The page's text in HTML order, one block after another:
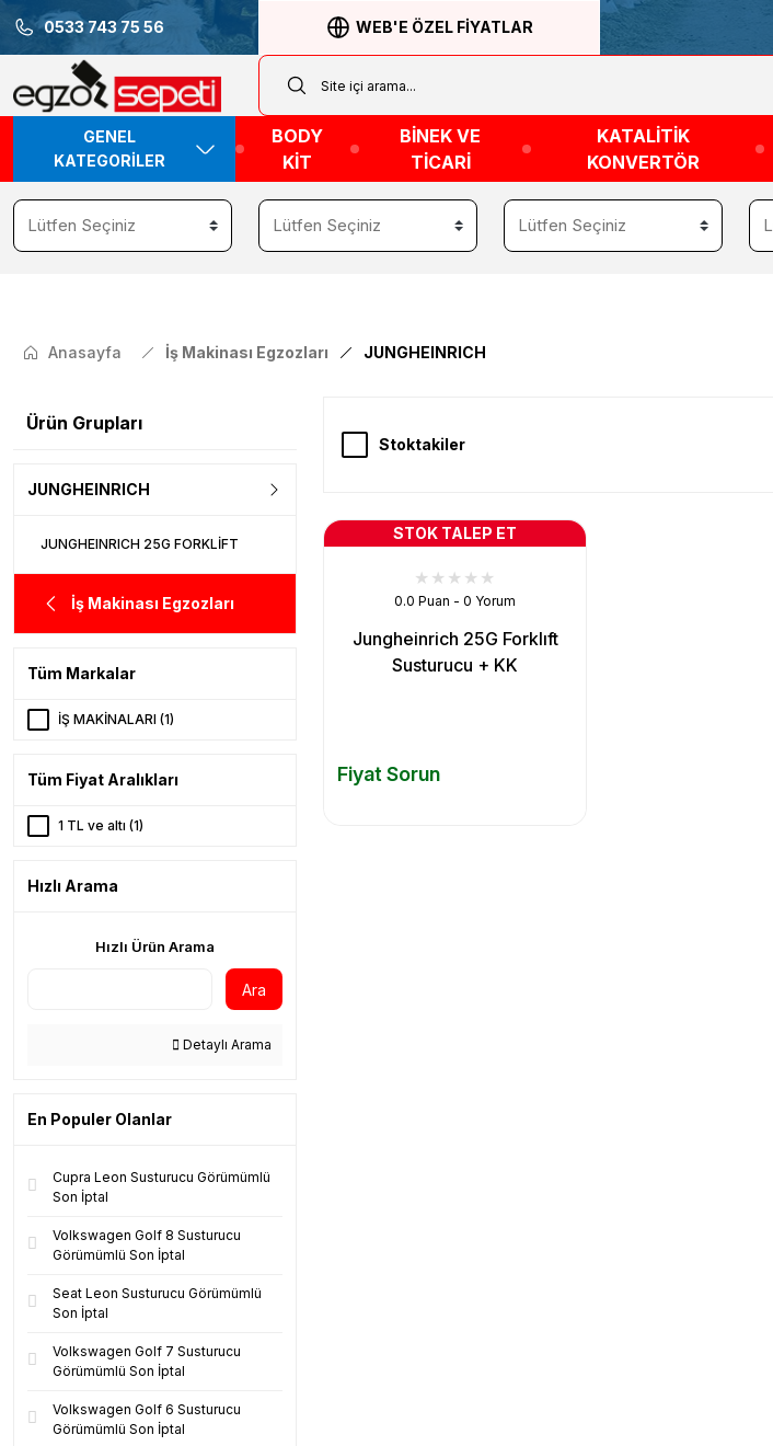
0533 743 75 56 WEB'E ÖZEL FİYATLAR
GENEL
KATEGORİLER
BODY
KİT
BİNEK VE
TİCARİ
KATALİTİK
KONVERTÖR
Anasayfa İş Makinası Egzozları JUNGHEINRICH
Ürün Grupları
JUNGHEINRICH
JUNGHEINRICH 25G FORKLİFT
İş Makinası Egzozları
Tüm Markalar
İŞ MAKİNALARI (1)
Tüm Fiyat Aralıkları
1 TL ve altı (1)
Hızlı Arama
Hızlı Ürün Arama
Ara
Detaylı Arama
En Populer Olanlar
Cupra Leon Susturucu Görümümlü
Son İptal
Volkswagen Golf 8 Susturucu
Görümümlü Son İptal
Seat Leon Susturucu Görümümlü
Son İptal
Volkswagen Golf 7 Susturucu
Görümümlü Son İptal
Volkswagen Golf 6 Susturucu
Görümümlü Son İptal
Stoktakiler
STOK TALEP ET
0.0 Puan - 0 Yorum
Jungheinrich 25G Forklıft
Susturucu + KK
Fiyat Sorun